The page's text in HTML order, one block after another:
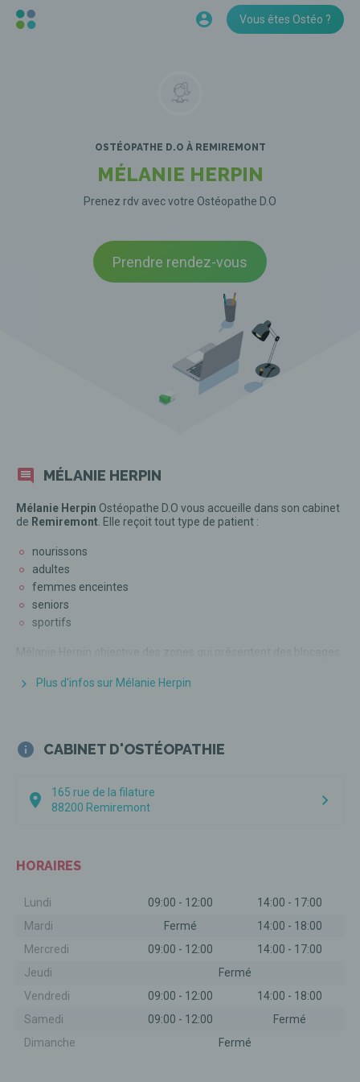
Vous êtes Ostéo ?
OSTÉOPATHE D.O À REMIREMONT
MÉLANIE HERPIN
Prenez rdv avec votre Ostéopathe D.O
Prendre rendez-vous
MÉLANIE HERPIN
Mélanie Herpin Ostéopathe D.O vous accueille dans son cabinet
de Remiremont . Elle reçoit tout type de patient :
nourissons
adultes
femmes enceintes
seniors
sportifs
vos symptômes avec des traumatismes passés physiques et/ou
psychiques et vous aider par des techniques précises
Le système articulaire et musculaire.
Le systèmes viscéraux, respiratoire, digestif, urinaire.
Si aucun créneau ne vous convient ou si c'est une urgence, vous
pouvez appeler directement le numéro de téléphone du cabinet :
Attention :
la Sécurité Sociale ne rembourse pas les
consultations auprès d'un ostéopathe. Cependant, certaines
mutuelles peuvent assurer une prise en charge partielle ou
merci de vous rapprocher de votre mutuelle.
Plus d'infos sur Mélanie Herpin
CABINET D'OSTÉOPATHIE
165 rue de la filature
88200 Remiremont
HORAIRES
Lundi 09:00 - 12:00 14:00 - 17:00
Mardi
Fermé 14:00 - 18:00
Mercredi
09:00 - 12:00 14:00 - 17:00
Jeudi
Fermé
Vendredi
09:00 - 12:00 14:00 - 18:00
Samedi
09:00 - 12:00
Fermé
Dimanche
Fermé